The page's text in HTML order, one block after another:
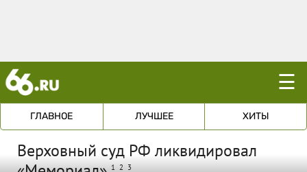
☰
ГЛАВНОЕ ЛУЧШЕЕ ХИТЫ
Верховный суд РФ ликвидировал
1 2 3